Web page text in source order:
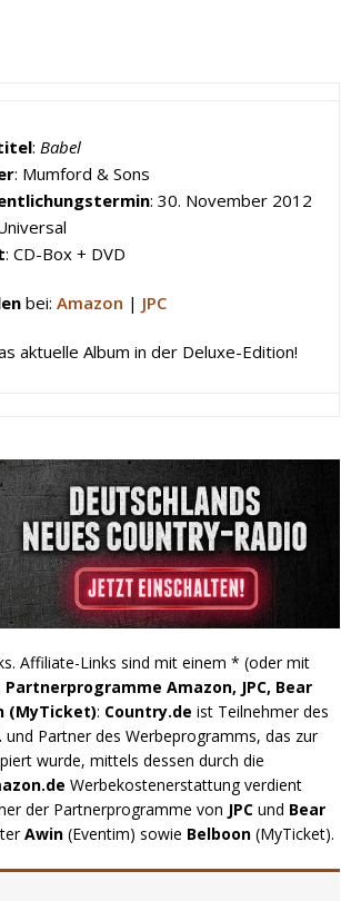
: Babel
: Mumford & Sons
: 30. November 2012
: CD-Box + DVD
bei: Amazon | JPC
aktuelle Album in der Deluxe-Edition!
Affiliate-Links sind mit einem * (oder mit
Partnerprogramme Amazon, JPC, Bear
(MyTicket): Country.de ist Teilnehmer des
und Partner des Werbeprogramms, das zur
wurde, mittels dessen durch die
Werbekostenerstattung verdient
der Partnerprogramme von JPC und Bear
Awin (Eventim) sowie Belboon (MyTicket).